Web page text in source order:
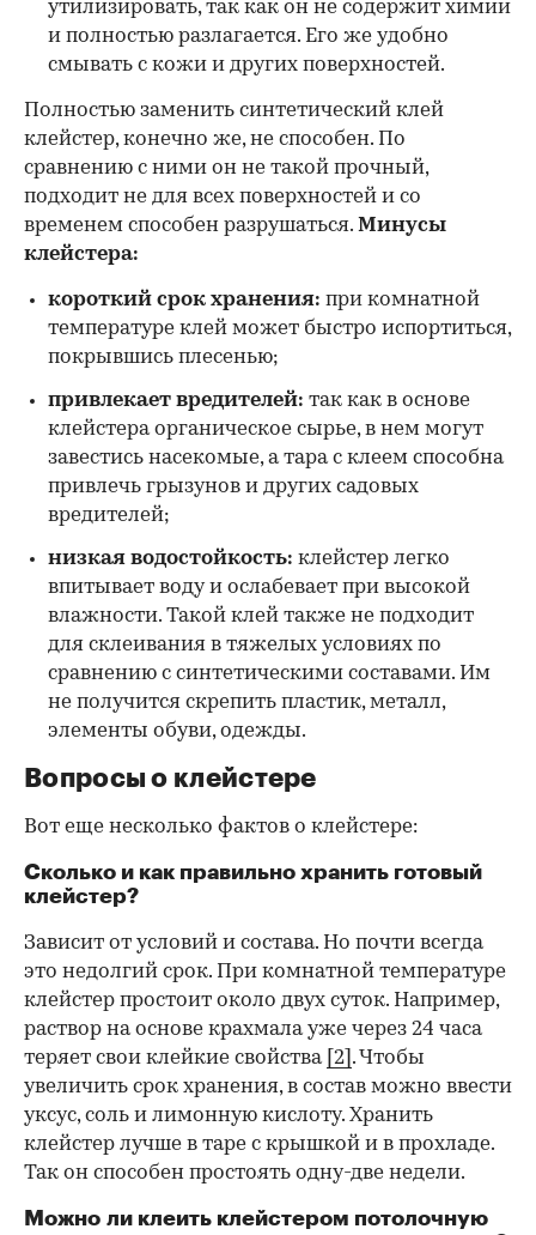
утилизировать, так как он не содержит химии
и полностью разлагается. Его же удобно
смывать с кожи и других поверхностей.
Полностью заменить синтетический клей
клейстер, конечно же, не способен. По
сравнению с ними он не такой прочный,
подходит не для всех поверхностей и со
временем способен разрушаться. Минусы
клейстера:
короткий срок хранения: при комнатной
температуре клей может быстро испортиться,
покрывшись плесенью;
привлекает вредителей: так как в основе
клейстера органическое сырье, в нем могут
завестись насекомые, а тара с клеем способна
привлечь грызунов и других садовых
вредителей;
низкая водостойкость: клейстер легко
впитывает воду и ослабевает при высокой
влажности. Такой клей также не подходит
для склеивания в тяжелых условиях по
сравнению с синтетическими составами. Им
не получится скрепить пластик, металл,
элементы обуви, одежды.
Вопросы о клейстере
Вот еще несколько фактов о клейстере:
Сколько и как правильно хранить готовый
клейстер?
Зависит от условий и состава. Но почти всегда
это недолгий срок. При комнатной температуре
клейстер простоит около двух суток. Например,
раствор на основе крахмала уже через 24 часа
теряет свои клейкие свойства [2] . Чтобы
увеличить срок хранения, в состав можно ввести
уксус, соль и лимонную кислоту. Хранить
клейстер лучше в таре с крышкой и в прохладе.
Так он способен простоять одну-две недели.
Можно ли клеить клейстером потолочную